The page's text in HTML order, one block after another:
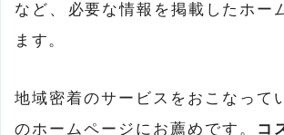
など、必要な情報を掲載したホー
ます。
地域密着のサービスをおこなって
のホームページにお薦めです。
コ